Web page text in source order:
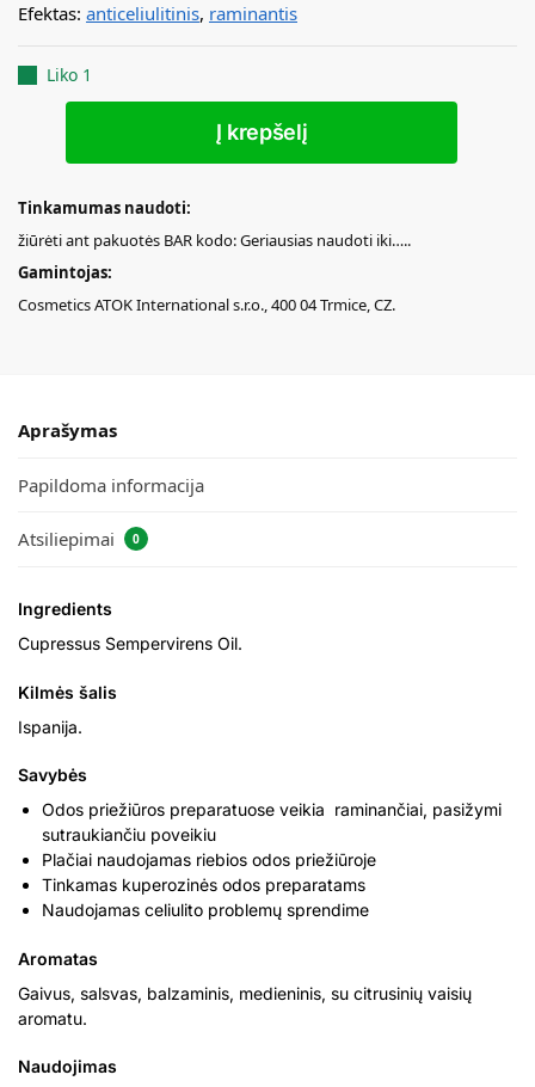
Efektas: anticeliulitinis, raminantis
Liko 1
Į krepšelį
Tinkamumas naudoti:
žiūrėti ant pakuotės BAR kodo: Geriausias naudoti iki…..
Gamintojas:
Cosmetics ATOK International s.r.o., 400 04 Trmice, CZ.
Aprašymas
Papildoma informacija
Atsiliepimai 0
Ingredients
Cupressus Sempervirens Oil.
Kilmės šalis
Ispanija.
Savybės
Odos priežiūros preparatuose veikia raminančiai, pasižymi
sutraukiančiu poveikiu
Plačiai naudojamas riebios odos priežiūroje
Tinkamas kuperozinės odos preparatams
Naudojamas celiulito problemų sprendime
Aromatas
Gaivus, salsvas, balzaminis, medieninis, su citrusinių vaisių
aromatu.
Naudojimas